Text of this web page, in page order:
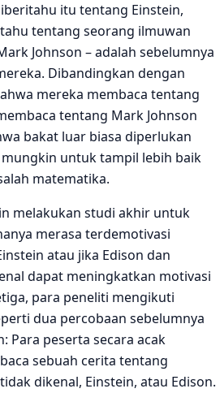
itu tentang Einstein,
tentang seorang ilmuwan
Johnson – adalah sebelumnya
Dibandingkan dengan
mereka membaca tentang
tentang Mark Johnson
bakat luar biasa diperlukan
untuk tampil lebih baik
matematika.
melakukan studi akhir untuk
merasa terdemotivasi
atau jika Edison dan
dapat meningkatkan motivasi
para peneliti mengikuti
dua percobaan sebelumnya
Para peserta secara acak
sebuah cerita tentang
dikenal, Einstein, atau Edison.